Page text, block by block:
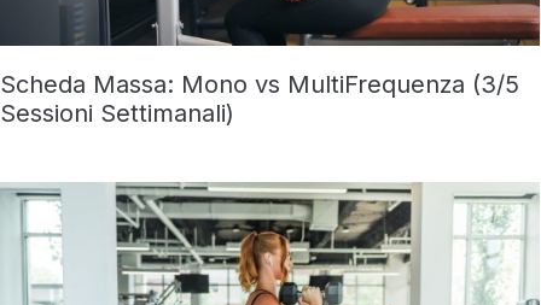
Scheda Massa: Mono vs MultiFrequenza (3/5
Sessioni Settimanali)